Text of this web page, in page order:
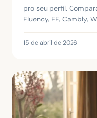
pro seu perfil.
Fluency, EF, Cambly,
15 de abril de 2026